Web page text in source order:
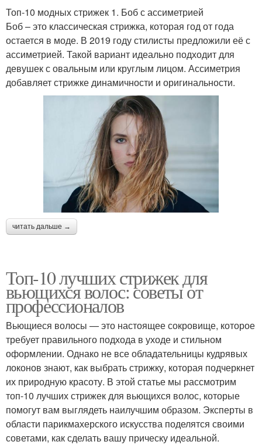
Топ-10 модных стрижек 1. Боб с ассиметрией
Боб – это классическая стрижка, которая год от года
остается в моде. В 2019 году стилисты предложили её с
ассиметрией. Такой вариант идеально подходит для
девушек с овальным или круглым лицом. Ассиметрия
добавляет стрижке динамичности и оригинальности.
читать дальше →
Топ-10 лучших стрижек для
вьющихся волос: советы от
профессионалов
Вьющиеся волосы — это настоящее сокровище, которое
требует правильного подхода в уходе и стильном
оформлении. Однако не все обладательницы кудрявых
локонов знают, как выбрать стрижку, которая подчеркнет
их природную красоту. В этой статье мы рассмотрим
топ-10 лучших стрижек для вьющихся волос, которые
помогут вам выглядеть наилучшим образом. Эксперты в
области парикмахерского искусства поделятся своими
советами, как сделать вашу прическу идеальной.